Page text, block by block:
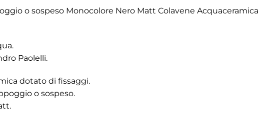
o sospeso Monocolore Nero Matt Colavene Acquaceramica
Paolelli.
dotato di fissaggi.
o sospeso.